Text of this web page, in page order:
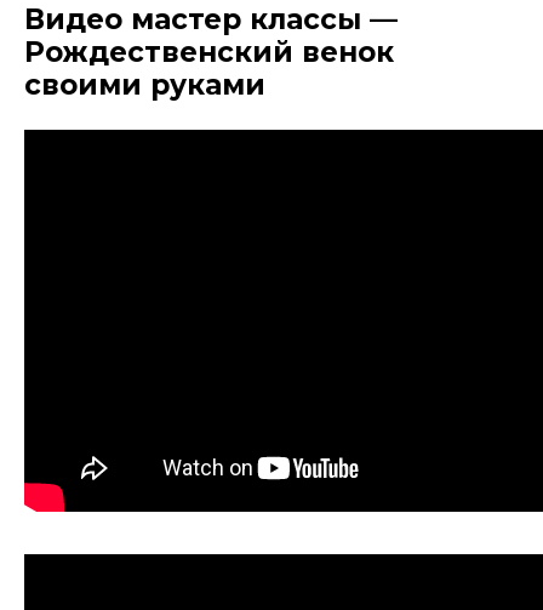
Видео мастер классы —
Рождественский венок
своими руками